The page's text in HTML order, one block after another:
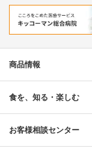
商品情報
食を、知る・楽しむ
お客様相談センター